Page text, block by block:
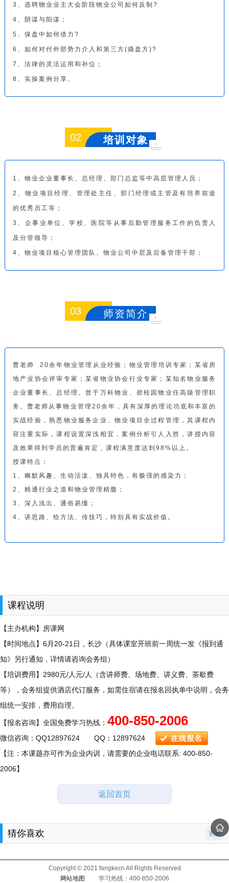
3、选聘物业业主大会阶段物业公司如何反制?
4、阴谋与阳谋；
5、保盘中如何借力?
6、如何对付外部势力介入和第三方(撬盘方)?
7、法律的灵活运用和补位；
8、实操案例分享。
02 培训对象
1、物业企业董事长、总经理、部门总监等中高层管理人员；
2、物业项目经理、管理处主任、部门经理或主管及有培养前途
的优秀员工等；
3、企事业单位、学校、医院等从事后勤管理服务工作的负责人
及分管领导；
4、物业项目核心管理团队、物业公司中层及后备管理干部；
03 师资简介
曹老师
20余年物业管理从业经验；物业管理培训专家；某省房
地产业协会评审专家；某省物业协会行业专家；某知名物业服务
企业董事长、总经理。曾于万科物业、碧桂园物业任高级管理职
务。曹老师从事物业管理20余年，具有深厚的理论功底和丰富的
实战经验，熟悉物业服务企业、物业项目全过程管理，其课程内
容注重实际，课程设置深浅相宜，案例分析引人入胜，讲授内容
及效果得到学员的普遍肯定，课程满意度达到98%以上。
授课特点：
1、幽默风趣、生动活泼、独具特色，有极强的感染力；
2、精通行业之道和物业管理精髓；
3、深入浅出、通俗易懂；
4、讲思路、给方法、传技巧，特别具有实战价值。
课程说明
【主办机构】房课网
【时间地点】6月20-21日，长沙（具体课室开班前一周统一发《报到通
知》另行通知，详情请咨询会务组）
【培训费用】2980元/人元/人（含讲师费、场地费、讲义费、茶歇费
等），会务组提供酒店代订服务，如需住宿请在报名回执单中说明，会务
组统一安排，费用自理。
【报名咨询】全国免费学习热线： 400-850-2006
微信咨询：QQ12897624 QQ：12897624
【注：本课题亦可作为企业内训，请需要的企业电话联系: 400-850-
2006】
返回首页
猜你喜欢 更多
Copyright © 2021 fangkecn All Rights Reserved
网站地图 学习热线：400-850-2006